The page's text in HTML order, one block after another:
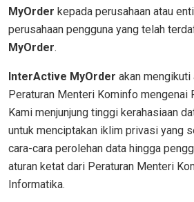
MyOrder kepada perusahaan atau
perusahaan pengguna yang telah
MyOrder.
InterActive MyOrder akan mengikuti
Peraturan Menteri Kominfo mengenai
Kami menjunjung tinggi kerahasiaan
untuk menciptakan iklim privasi yang
cara-cara perolehan data hingga
aturan ketat dari Peraturan Menteri
Informatika.